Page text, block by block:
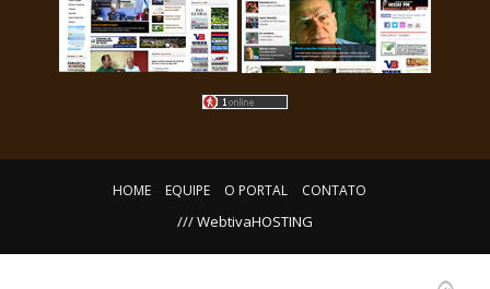
HOME EQUIPE O PORTAL CONTATO
/// WebtivaHOSTING